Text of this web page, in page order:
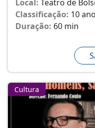
Local: Teatro de
Classificação: 10
Duração: 60 min
Cultura